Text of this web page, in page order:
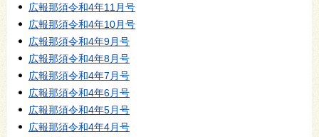
広報那須令和4年11月号
広報那須令和4年10月号
広報那須令和4年9月号
広報那須令和4年8月号
広報那須令和4年7月号
広報那須令和4年6月号
広報那須令和4年5月号
広報那須令和4年4月号